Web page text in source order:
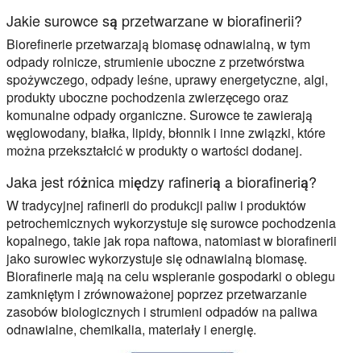
Jakie surowce są przetwarzane w biorafinerii?
Biorefinerie przetwarzają biomasę odnawialną, w tym
odpady rolnicze, strumienie uboczne z przetwórstwa
spożywczego, odpady leśne, uprawy energetyczne, algi,
produkty uboczne pochodzenia zwierzęcego oraz
komunalne odpady organiczne. Surowce te zawierają
węglowodany, białka, lipidy, błonnik i inne związki, które
można przekształcić w produkty o wartości dodanej.
Jaka jest różnica między rafinerią a biorafinerią?
W tradycyjnej rafinerii do produkcji paliw i produktów
petrochemicznych wykorzystuje się surowce pochodzenia
kopalnego, takie jak ropa naftowa, natomiast w biorafinerii
jako surowiec wykorzystuje się odnawialną biomasę.
Biorafinerie mają na celu wspieranie gospodarki o obiegu
zamkniętym i zrównoważonej poprzez przetwarzanie
zasobów biologicznych i strumieni odpadów na paliwa
odnawialne, chemikalia, materiały i energię.